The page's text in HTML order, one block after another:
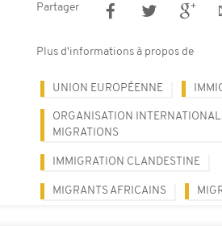
Partager
Plus d'informations à propos de
UNION EUROPÉENNE
ORGANISATION
MIGRATIONS
IMMIGRATION CLANDESTINE
MIGRANTS AFRICAINS